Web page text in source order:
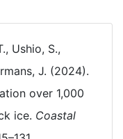
Ushio, S.,
J. (2024).
over 1,000
ice. Coastal